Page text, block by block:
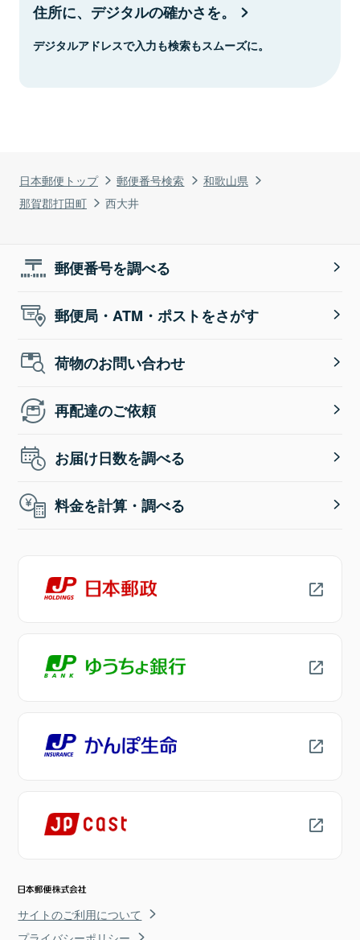
日本郵便トップ 郵便番号検索
和歌山県
那賀郡打田町
西大井
住所に、デジタルの確かさを。
デジタルアドレスで入力も検索もスムーズに。
郵便番号を調べる
郵便局・ATM・ポストをさがす
荷物のお問い合わせ
再配達のご依頼
お届け日数を調べる
料金を計算・調べる
サイトのご利用について